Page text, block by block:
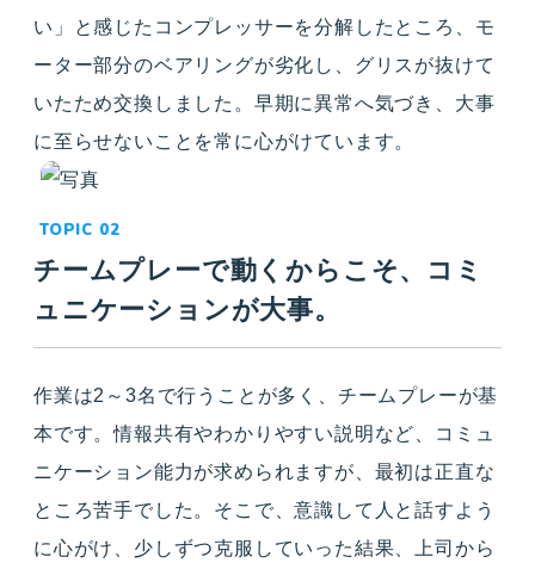
い」と感じたコンプレッサーを分解したところ、モ
ーター部分のベアリングが劣化し、グリスが抜けて
いたため交換しました。早期に異常へ気づき、大事
に至らせないことを常に心がけています。
チームプレーで動くからこそ、コミ
ュニケーションが大事。
作業は2～3名で行うことが多く、チームプレーが基
本です。情報共有やわかりやすい説明など、コミュ
ニケーション能力が求められますが、最初は正直な
ところ苦手でした。そこで、意識して人と話すよう
に心がけ、少しずつ克服していった結果、上司から